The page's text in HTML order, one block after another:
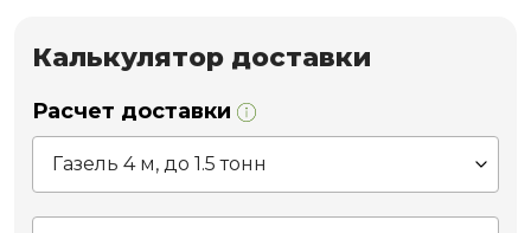
Калькулятор доставки
Расчет доставки